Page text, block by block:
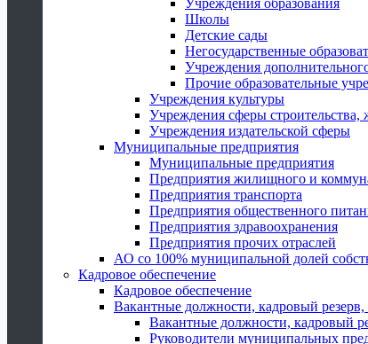
Учреждения образования
Школы
Детские сады
Негосударственные
Учреждения
Прочие образовательные
Учреждения культуры
Учреждения сферы
Учреждения издательской сферы
Муниципальные предприятия
Муниципальные предприятия
Предприятия жилищного и
Предприятия транспорта
Предприятия общественного
Предприятия здравоохранения
Предприятия прочих отраслей
АО со 100% муниципальной долей
Кадровое обеспечение
Кадровое обеспечение
Вакантные должности, кадровый резерв,
Вакантные должности, кадровый
Руководители муниципальных